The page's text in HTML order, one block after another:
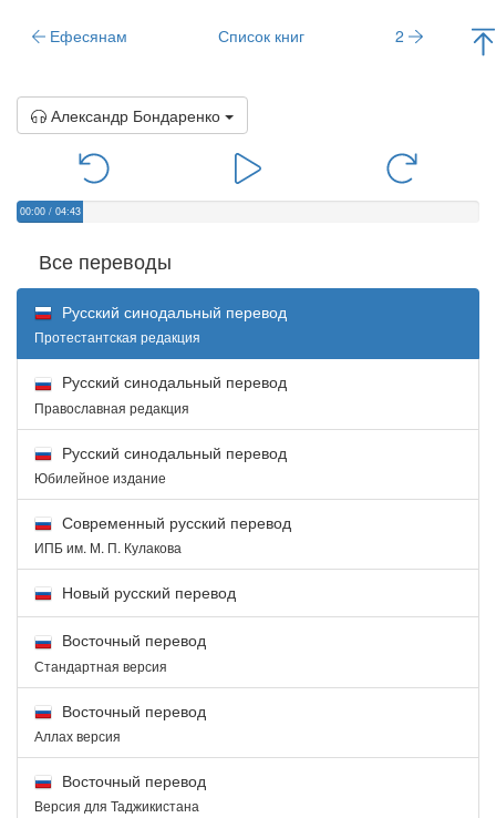
Ефесянам Список книг 2
Александр Бондаренко
00:00 / 04:43
Все переводы
Русский синодальный перевод
Протестантская редакция
Русский синодальный перевод
Православная редакция
Русский синодальный перевод
Юбилейное издание
Современный русский перевод
ИПБ им. М. П. Кулакова
Новый русский перевод
Восточный перевод
Стандартная версия
Восточный перевод
Аллах версия
Восточный перевод
Версия для Таджикистана